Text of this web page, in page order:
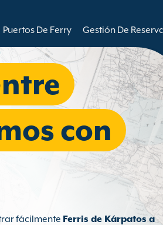
Puertos De Ferry Gestión De
con
fácilmente Ferris de Kárpatos a